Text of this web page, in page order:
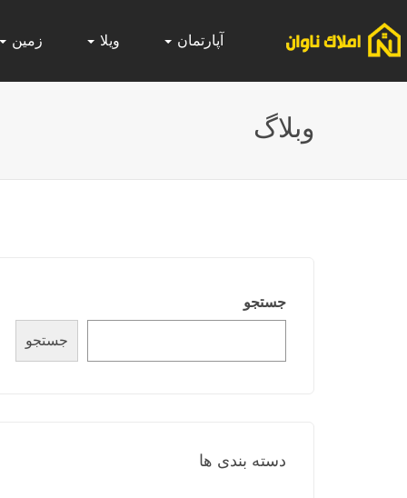
آپارتمان ویلا زمین
وبلاگ
جستجو
جستجو
دسته بندی ها